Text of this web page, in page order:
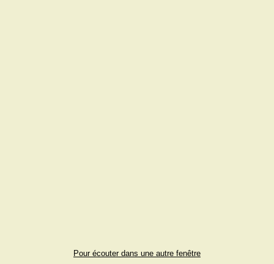
Pour écouter dans une autre fenêtre